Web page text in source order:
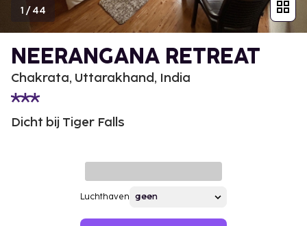
1 /44
NEERANGANA RETREAT
Chakrata, Uttarakhand, India
Dicht bij Tiger Falls
Luchthaven